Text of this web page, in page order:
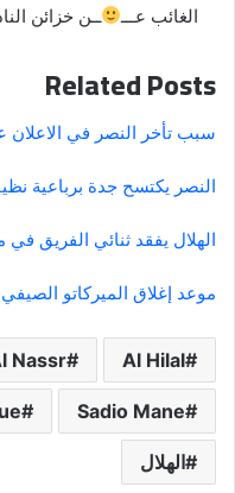
الغائب عـــ
ــن خزائن
Related Posts
سبب تأخر النصر في
النصر يكتسح جدة برباعية
الهلال يفقد ثنائي الفريق في
موعد إغلاق الميركاتو
Al Hilal
Nassr
Sadio Mane
الهلال